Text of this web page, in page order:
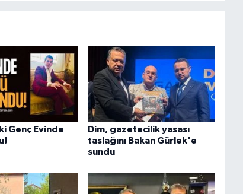
Genç Evinde
Dim, gazetecilik yasası
taslağını Bakan Gürlek'e
sundu